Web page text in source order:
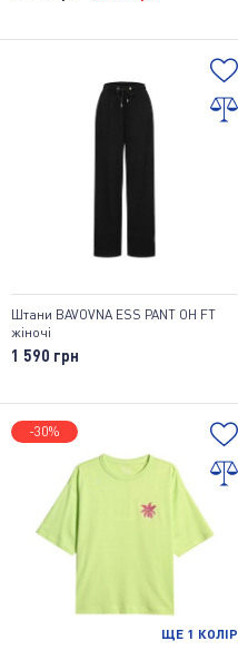
Штани BAVOVNA ESS PANT OH FT
жіночі
1 590 грн
-30%
ЩЕ 1 КОЛІР